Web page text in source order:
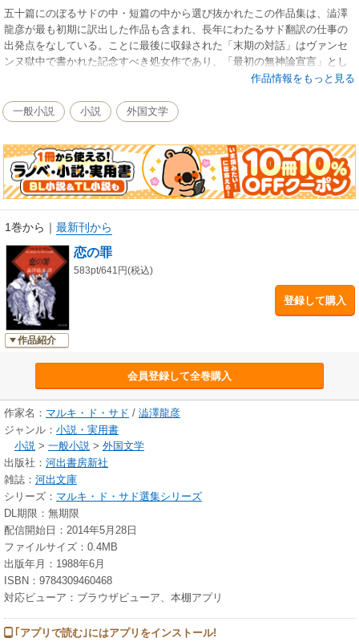
五十篇にのぼるサドの中・短篇の中から選び抜かれたこの作品集は、澁澤
龍彦が最も初期に訳出した作品も含まれ、長年にわたるサド翻訳の仕事の
出発点をなしている。ことに最後に収録された「末期の対話」はヴァンセ
ンヌ獄中で書かれた記念すべき処女作であり、「最初の無神論宣言」とし
て知られる。短編作家としてのサドの力量を証明する名品集。作品情報をもっと見る
一般小説 小説 外国文学
1巻から ｜ 最新刊から
作品紹介
恋の罪
583pt/641円(税込)
登録して購入
会員登録して全巻購入
作家名： マルキ・ド・サド / 澁澤龍彦
ジャンル： 小説・実用書
小説 > 一般小説 > 外国文学
出版社： 河出書房新社
雑誌： 河出文庫
シリーズ： マルキ・ド・サド選集シリーズ
DL期限：無期限
配信開始日：2014年5月28日
ファイルサイズ：0.4MB
出版年月：1988年6月
ISBN：9784309460468
対応ビューア：ブラウザビューア、本棚アプリ
｢アプリで読む｣にはアプリをインストール!